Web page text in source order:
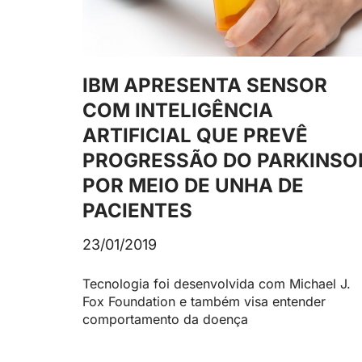
IBM APRESENTA SENSOR
COM INTELIGÊNCIA
ARTIFICIAL QUE PREVÊ
PROGRESSÃO DO
POR MEIO DE UNHA DE
PACIENTES
23/01/2019
Tecnologia foi desenvolvida com Michael J.
Fox Foundation e também visa entender
comportamento da doença